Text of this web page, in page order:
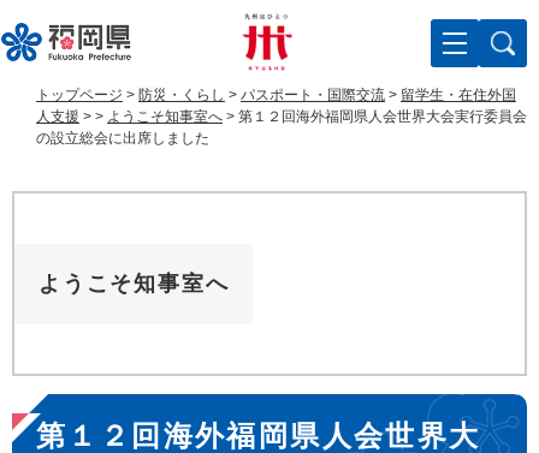
ー
ジ
す
ニ
ュ
し
トップページ > 防災・くらし > パスポート・国際交流 > 留学生・在住外国
人支援 > > ようこそ知事室へ > 第１２回海外福岡県人会世界大会実行委員会
の設立総会に出席しました
ようこそ知事室へ
本
文
第１２回海外福岡県人会世界大